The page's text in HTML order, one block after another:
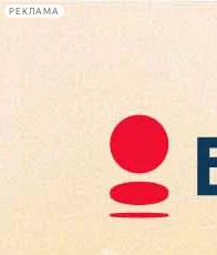
РЕКЛАМА
Сегодня:
2026.08.10
11:44
Афиша Plus